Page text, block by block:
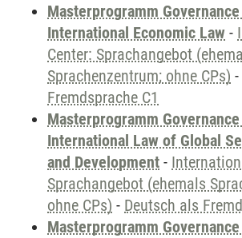
Masterprogramm
International Economic Law -
Center: Sprachangebot
Sprachenzentrum; ohne CPs) -
Fremdsprache C1
Masterprogramm
International Law of Global
and Development -
Sprachangebot (ehemals
ohne CPs) - Deutsch als
Masterprogramm